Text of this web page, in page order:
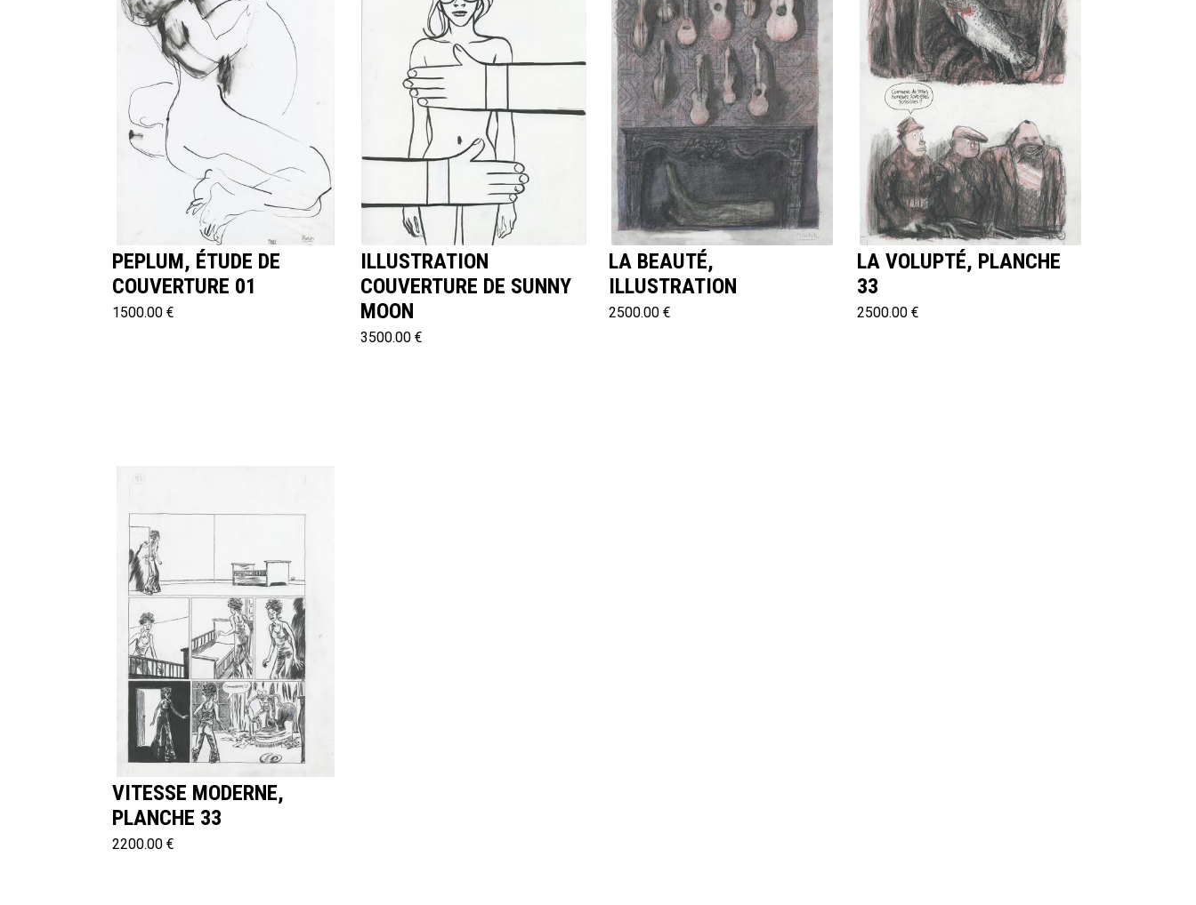
PEPLUM, ÉTUDE DE
COUVERTURE 01
1500.00 €
ILLUSTRATION
COUVERTURE DE SUNNY
MOON
3500.00 €
LA BEAUTÉ,
ILLUSTRATION
2500.00 €
LA VOLUPTÉ, PLANCHE
33
2500.00 €
VITESSE MODERNE,
PLANCHE 33
2200.00 €